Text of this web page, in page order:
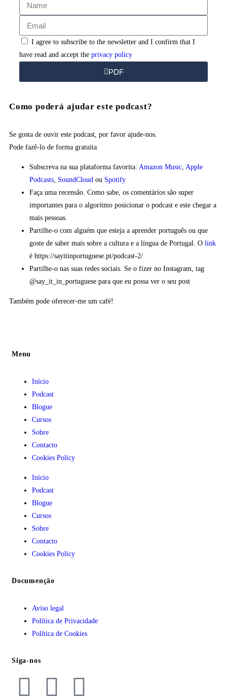
I agree to subscribe to the newsletter and I confirm that I
have read and accept the privacy policy
PDF
Como poderá ajudar este podcast?
Se gosta de ouvir este podcast, por favor ajude-nos.
Pode fazê-lo de forma gratuita
Subscreva na sua plataforma favorita: Amazon Music, Apple
Podcasts, SoundCloud ou Spotify
Faça uma recensão. Como sabe, os comentários são super
importantes para o algoritmo posicionar o podcast e este chegar a
mais pessoas.
Partilhe-o com alguém que esteja a aprender português ou que
goste de saber mais sobre a cultura e a língua de Portugal. O link
é https://sayitinportuguese.pt/podcast-2/
Partilhe-o nas suas redes sociais. Se o fizer no Instagram, tag
@say_it_in_portuguese para que eu possa ver o seu post
Também pode oferecer-me um café!
Menu
Início
Podcast
Blogue
Cursos
Sobre
Contacto
Cookies Policy
Início
Podcast
Blogue
Cursos
Sobre
Contacto
Cookies Policy
Documenção
Aviso legal
Política de Privacidade
Política de Cookies
Siga-nos